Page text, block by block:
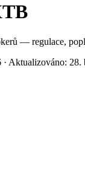
— regulace,
· Aktualizováno: 28.